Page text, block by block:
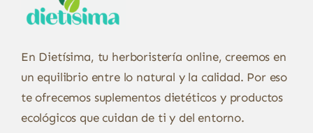
En Dietísima, tu herboristería online, creemos en
un equilibrio entre lo natural y la calidad. Por eso
te ofrecemos suplementos dietéticos y productos
ecológicos que cuidan de ti y del entorno.